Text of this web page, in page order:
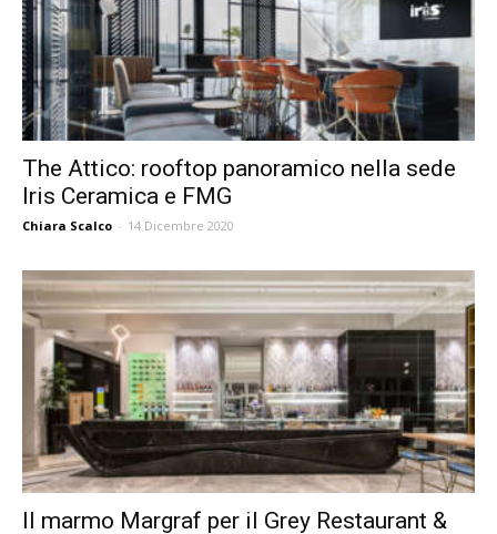
The Attico: rooftop panoramico nella sede
Iris Ceramica e FMG
Chiara Scalco - 14 Dicembre 2020
Il marmo Margraf per il Grey Restaurant &